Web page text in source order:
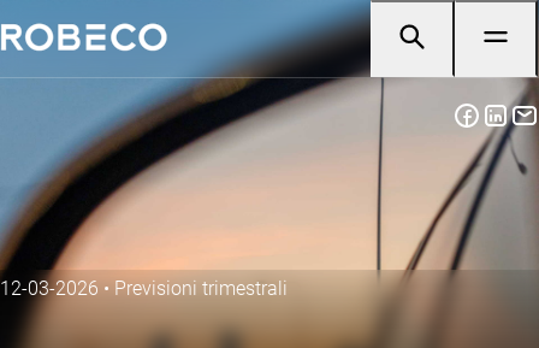
12-03-2026 • Previsioni trimestrali